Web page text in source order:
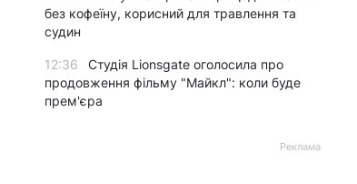
без кофеїну, корисний для травлення та
судин
12:36
Студія Lionsgate оголосила про
продовження фільму "Майкл": коли буде
прем'єра
Реклама